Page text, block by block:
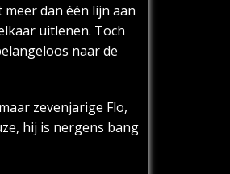
dan één lijn aan
uitlenen. Toch
naar de
zevenjarige Flo,
hij is nergens bang